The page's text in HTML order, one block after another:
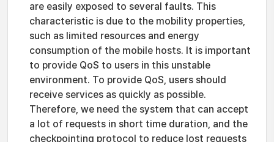
are easily exposed to several faults. This
characteristic is due to the mobility properties,
such as limited resources and energy
consumption of the mobile hosts. It is important
to provide QoS to users in this unstable
environment. To provide QoS, users should
receive services as quickly as possible.
Therefore, we need the system that can accept
a lot of requests in short time duration, and the
checkpointing protocol to reduce lost requests